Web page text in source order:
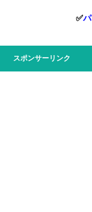
✅
スポンサーリンク